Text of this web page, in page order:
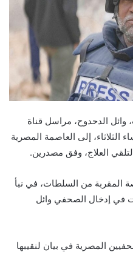
الدحدوح، مراسل قناة
إلى العاصمة المصرية
العلاج، وفق مصدرين.
المقربة من السلطات، في نبأ
في إدخال الصحفي وائل
المصرية في بيان لنقيبها